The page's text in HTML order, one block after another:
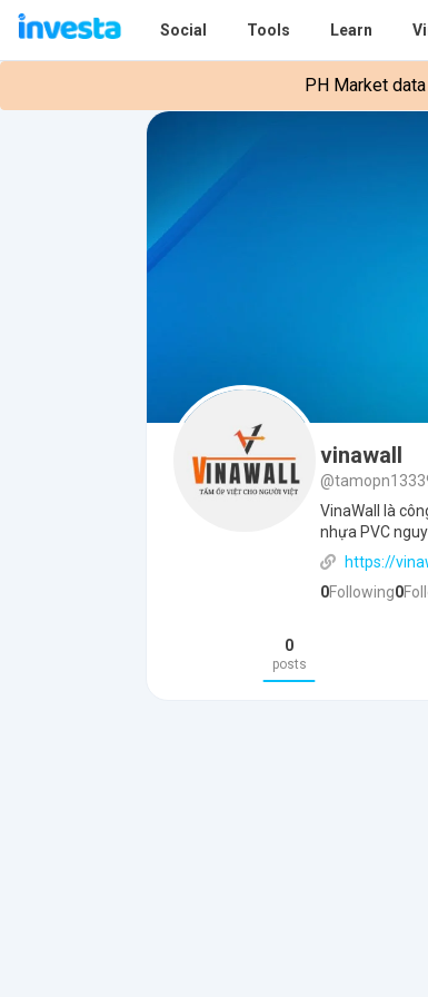
Social Tools Learn
PH Market
vinawall
VinaWall là
nhựa PVC
https://
0Following0
0
posts